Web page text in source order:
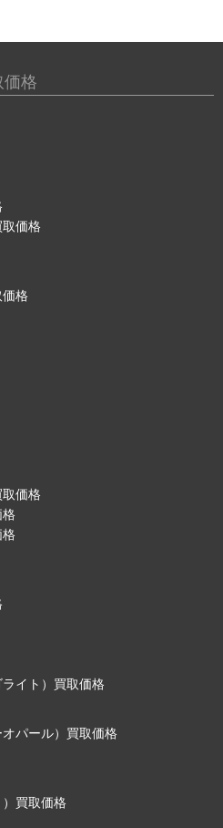
価格
価格
価格
取価格
格
格
イト）買取価格
パール）買取価格
買取価格